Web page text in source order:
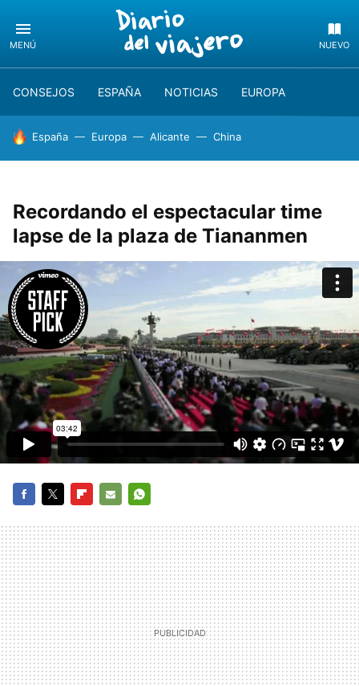
MENÚ NUEVO
CONSEJOS ESPAÑA NOTICIAS EUROPA
HOY SE HABLA DE
España Europa Alicante China
Recordando el espectacular time
lapse de la plaza de Tiananmen
MAIL